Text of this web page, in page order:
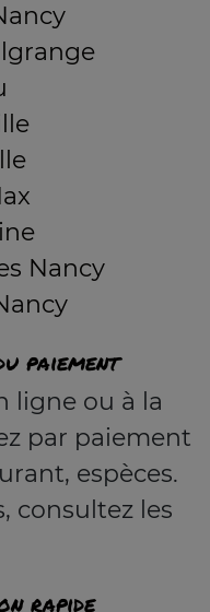
Nancy
paiement
ligne ou à la
par paiement
espèces.
consultez les
rapide